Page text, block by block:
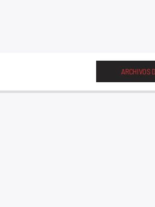
ARCHIVOS